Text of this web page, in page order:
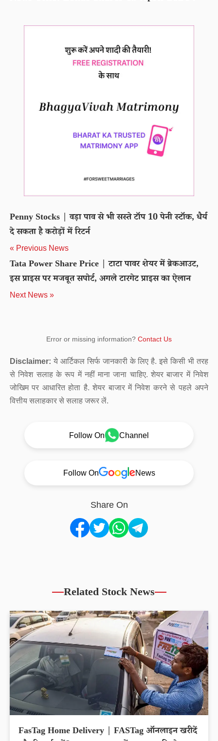
Penny Stocks | वड़ा पाव से भी सस्ते टॉप 10 पेनी स्टॉक, धैर्य
दे सकता है करोड़ों में रिटर्न
« Previous News
Tata Power Share Price | टाटा पावर शेयर में ब्रेकआउट,
इस प्राइस पर मजबूत सपोर्ट, अगले टारगेट प्राइस का ऐलान
Next News »
Error or missing information? Contact Us
Disclaimer: ये आर्टिकल सिर्फ जानकारी के लिए है. इसे किसी भी तरह
से निवेश सलाह के रूप में नहीं माना जाना चाहिए. शेयर बाजार में निवेश
जोखिम पर आधारित होता है. शेयर बाजार में निवेश करने से पहले अपने
वित्तीय सलाहकार से सलाह जरूर लें.
Follow On Channel
Follow On News
Share On
Related Stock News
FasTag Home Delivery | FASTag ऑनलाइन खरीदें